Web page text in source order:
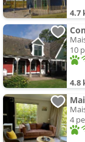
4.7
10
4.8
4